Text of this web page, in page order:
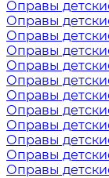
Оправы
Оправы
Оправы
Оправы
Оправы
Оправы
Оправы
Оправы
Оправы
Оправы
Оправы
Оправы